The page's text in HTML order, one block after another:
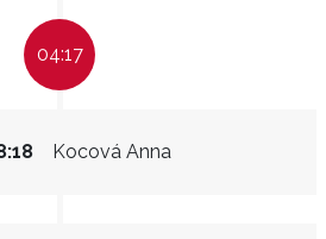
04:17
Kocová Anna